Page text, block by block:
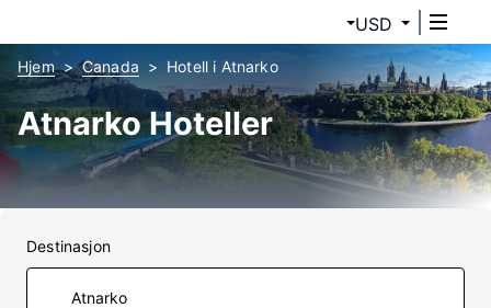
USD
Hjem Canada Hotell i Atnarko
Atnarko Hoteller
Destinasjon